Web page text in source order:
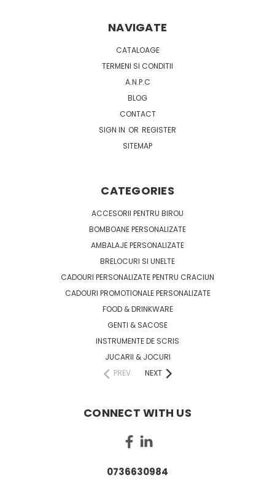
NAVIGATE
CATALOAGE
TERMENI SI CONDITII
A.N.P.C
BLOG
CONTACT
SIGN IN OR REGISTER
SITEMAP
CATEGORIES
ACCESORII PENTRU BIROU
BOMBOANE PERSONALIZATE
AMBALAJE PERSONALIZATE
BRELOCURI SI UNELTE
CADOURI PERSONALIZATE PENTRU CRACIUN
CADOURI PROMOTIONALE PERSONALIZATE
FOOD & DRINKWARE
GENTI & SACOSE
INSTRUMENTE DE SCRIS
JUCARII & JOCURI
PREV
NEXT
CONNECT WITH US
0736630984